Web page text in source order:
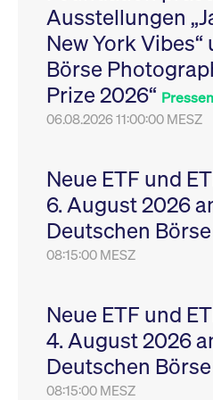
Ausstellungen
New York
Börse
Prize 2026“
06.08.2026 11:00:00 MESZ
Neue ETF und
6. August 2026
Deutschen Börse
08:15:00 MESZ
Neue ETF und
4. August 2026
Deutschen Börse
08:15:00 MESZ
VISITOR_PRIVACY_METADATA